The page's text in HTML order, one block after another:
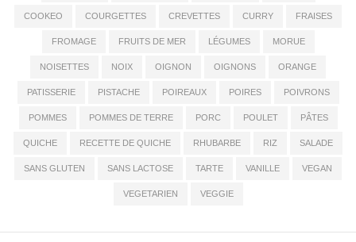
COOKEO COURGETTES CREVETTES CURRY FRAISES
FROMAGE FRUITS DE MER LÉGUMES MORUE
NOISETTES NOIX OIGNON OIGNONS ORANGE
PATISSERIE PISTACHE POIREAUX POIRES POIVRONS
POMMES POMMES DE TERRE PORC POULET PÂTES
QUICHE RECETTE DE QUICHE RHUBARBE RIZ SALADE
SANS GLUTEN SANS LACTOSE TARTE VANILLE VEGAN
VEGETARIEN VEGGIE